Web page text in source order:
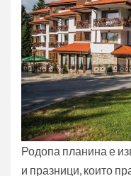
Родопа планина е
и празници, които